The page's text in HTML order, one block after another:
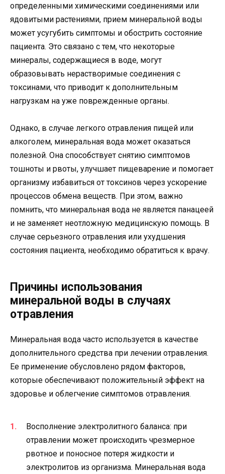
определенными химическими соединениями или
ядовитыми растениями, прием минеральной воды
может усугубить симптомы и обострить состояние
пациента. Это связано с тем, что некоторые
минералы, содержащиеся в воде, могут
образовывать нерастворимые соединения с
токсинами, что приводит к дополнительным
нагрузкам на уже поврежденные органы.
Однако, в случае легкого отравления пищей или
алкоголем, минеральная вода может оказаться
полезной. Она способствует снятию симптомов
тошноты и рвоты, улучшает пищеварение и помогает
организму избавиться от токсинов через ускорение
процессов обмена веществ. При этом, важно
помнить, что минеральная вода не является панацеей
и не заменяет неотложную медицинскую помощь. В
случае серьезного отравления или ухудшения
состояния пациента, необходимо обратиться к врачу.
Причины использования
минеральной воды в случаях
отравления
Минеральная вода часто используется в качестве
дополнительного средства при лечении отравления.
Ее применение обусловлено рядом факторов,
которые обеспечивают положительный эффект на
здоровье и облегчение симптомов отравления.
Восполнение электролитного баланса: при
отравлении может происходить чрезмерное
рвотное и поносное потеря жидкости и
электролитов из организма. Минеральная вода